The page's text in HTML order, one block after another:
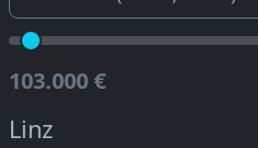
103.000 €
Linz